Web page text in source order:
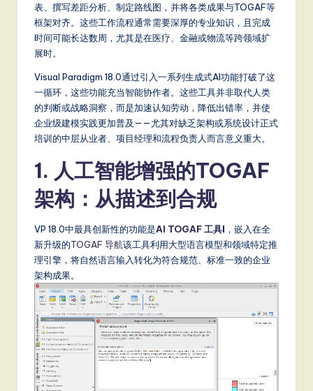
d
in
A
w
表、撰写差距分析、制定路线图，并将各类成果与TOGAF等
框架对齐。这些工作流程通常需要深厚的专业知识，且完成
时间可能长达数周，尤其是在医疗、金融或物流等跨领域扩
展时。
Visual Paradigm 18.0通过引入一系列生成式AI功能打破了这
一循环，这些功能充当智能协作者。这些工具并非取代人类
的判断或战略洞察，而是加速认知劳动，降低出错率，并使
企业级建模实践更加普及——尤其对缺乏架构或系统设计正式
培训的中层从业者、项目经理和流程负责人而言意义重大。
1. 人工智能增强的TOGAF
架构：从描述到合规
VP 18.0中最具创新性的功能是AI TOGAF 工具l ，嵌入在全
新升级的TOGAF 导航该工具利用大型语言模型和领域特定推
理引擎，将自然语言输入转化为符合规范、标准一致的企业
架构成果。